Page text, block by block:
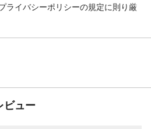
ライバシーポリシーの規定に則り厳
ビュー